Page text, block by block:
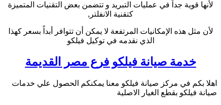
لأنها قوية جداً في عمليات التبريد و تتضمن بعض التقنيات المتميزة
كتقنية الانفلتر,
لأن مثل هذه الإمكانيات المرتفعة لا يمكن أن تتوافر أبداً بسعر كهذا
الذي نقدمه في توكيل فيلكو
خدمة صيانة فيلكو فرع مصر القديمة
اهلا بكم في مركز صيانة فيلكو معنا يمكنكم الحصول علي خدمات
صيانة فيلكو بقطع الغيار الاصلية